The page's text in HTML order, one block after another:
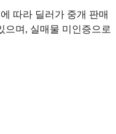
따라 딜러가 중개 판매
으며, 실매물 미인증으로